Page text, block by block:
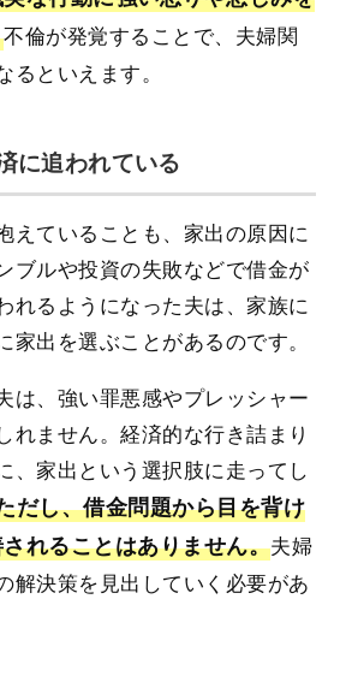
不倫が発覚することで、夫婦関
といえます。
に追われている
えていることも、家出の原因に
ブルや投資の失敗などで借金が
れるようになった夫は、家族に
家出を選ぶことがあるのです。
は、強い罪悪感やプレッシャー
れません。経済的な行き詰まり
、家出という選択肢に走ってし
だし、借金問題から目を背け
れることはありません。夫婦
解決策を見出していく必要があ